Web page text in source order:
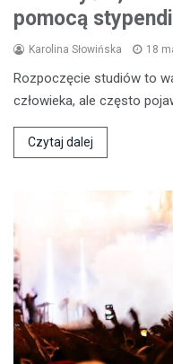
pomocą
Karolina Słowińska 18
Rozpoczęcie studiów to
człowieka, ale często
Czytaj dalej